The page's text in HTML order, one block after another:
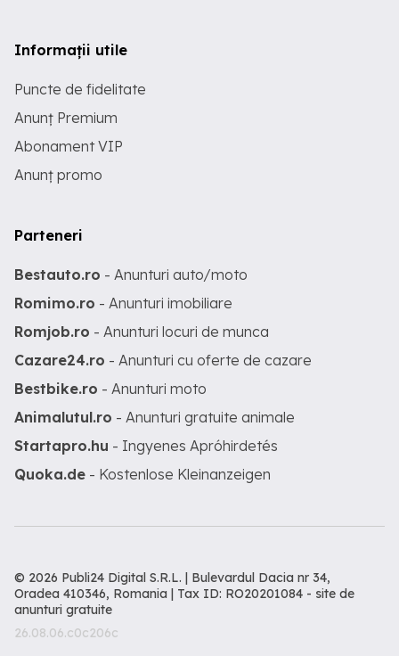
Informații utile
Puncte de fidelitate
Anunț Premium
Abonament VIP
Anunț promo
Parteneri
Bestauto.ro - Anunturi auto/moto
Romimo.ro - Anunturi imobiliare
Romjob.ro - Anunturi locuri de munca
Cazare24.ro - Anunturi cu oferte de cazare
Bestbike.ro - Anunturi moto
Animalutul.ro - Anunturi gratuite animale
Startapro.hu - Ingyenes Apróhirdetés
Quoka.de - Kostenlose Kleinanzeigen
© 2026 Publi24 Digital S.R.L. | Bulevardul Dacia nr 34,
Oradea 410346, Romania | Tax ID: RO20201084 - site de
anunturi gratuite
26.08.06.c0c206c